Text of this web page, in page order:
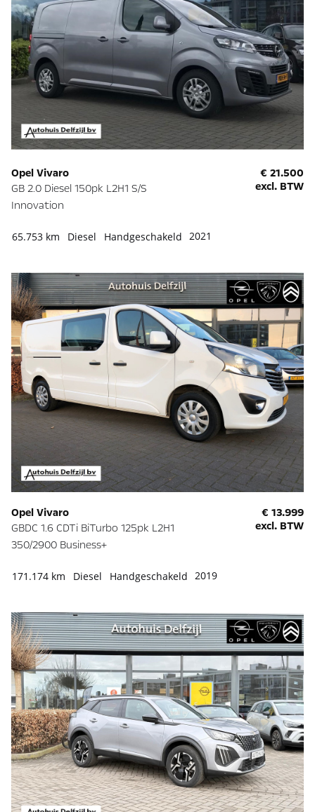
Opel Vivaro
GB 2.0 Diesel 150pk L2H1 S/S
Innovation
€ 21.500
excl. BTW
65.753 km Diesel Handgeschakeld 2021
Opel Vivaro
GBDC 1.6 CDTi BiTurbo 125pk L2H1
350/2900 Business+
€ 13.999
excl. BTW
171.174 km Diesel Handgeschakeld 2019